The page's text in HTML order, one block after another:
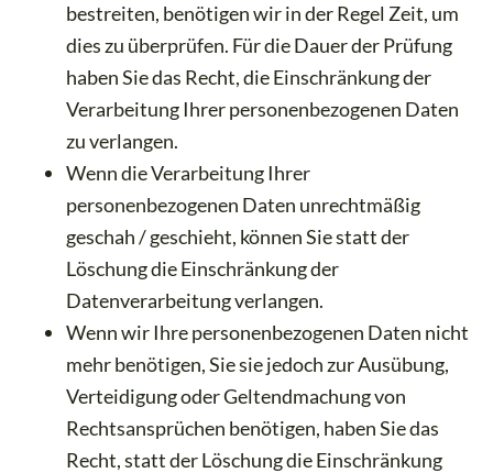
bestreiten, benötigen wir in der Regel Zeit, um
dies zu überprüfen. Für die Dauer der Prüfung
haben Sie das Recht, die Einschränkung der
Verarbeitung Ihrer personenbezogenen Daten
zu verlangen.
Wenn die Verarbeitung Ihrer
personenbezogenen Daten unrechtmäßig
geschah / geschieht, können Sie statt der
Löschung die Einschränkung der
Datenverarbeitung verlangen.
Wenn wir Ihre personenbezogenen Daten nicht
mehr benötigen, Sie sie jedoch zur Ausübung,
Verteidigung oder Geltendmachung von
Rechtsansprüchen benötigen, haben Sie das
Recht, statt der Löschung die Einschränkung